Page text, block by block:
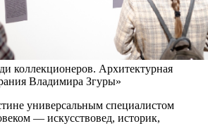
коллекционеров. Архитектурная
Владимира Згуры»
универсальным специалистом
— искусствовед, историк,